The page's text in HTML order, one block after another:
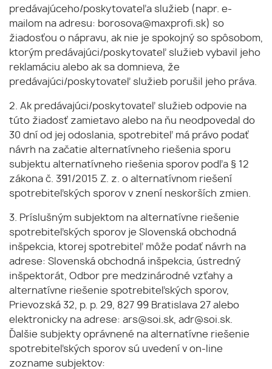
predávajúceho/poskytovateľa služieb (napr. e-
mailom na adresu: borosova@maxprofi.sk) so
žiadosťou o nápravu, ak nie je spokojný so spôsobom,
ktorým predávajúci/poskytovateľ služieb vybavil jeho
reklamáciu alebo ak sa domnieva, že
predávajúci/poskytovateľ služieb porušil jeho práva.
2. Ak predávajúci/poskytovateľ služieb odpovie na
túto žiadosť zamietavo alebo na ňu neodpovedal do
30 dní od jej odoslania, spotrebiteľ má právo podať
návrh na začatie alternatívneho riešenia sporu
subjektu alternatívneho riešenia sporov podľa § 12
zákona č. 391/2015 Z. z. o alternatívnom riešení
spotrebiteľských sporov v znení neskorších zmien.
3. Príslušným subjektom na alternatívne riešenie
spotrebiteľských sporov je Slovenská obchodná
inšpekcia, ktorej spotrebiteľ môže podať návrh na
adrese: Slovenská obchodná inšpekcia, ústredný
inšpektorát, Odbor pre medzinárodné vzťahy a
alternatívne riešenie spotrebiteľských sporov,
Prievozská 32, p. p. 29, 827 99 Bratislava 27 alebo
elektronicky na adrese: ars@soi.sk, adr@soi.sk.
Ďalšie subjekty oprávnené na alternatívne riešenie
spotrebiteľských sporov sú uvedení v on-line
zozname subjektov: